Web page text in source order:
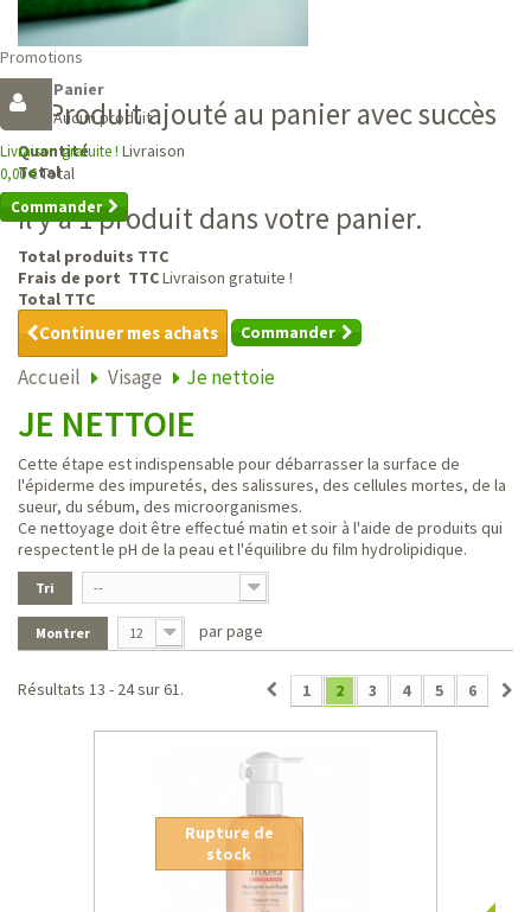
Promotions
Panier
Aucun produit
Livraison gratuite ! Livraison
0,00 €Total
Commander
Produit ajouté au panier avec succès
Quantité
Total
Il y a 1 produit dans votre panier.
Total produits TTC
Frais de port TTCLivraison gratuite !
Total TTC
Continuer mes achats Commander
Accueil Visage Je nettoie
JE NETTOIE
Cette étape est indispensable pour débarrasser la surface de
l'épiderme des impuretés, des salissures, des cellules mortes, de la
sueur, du sébum, des microorganismes.
Ce nettoyage doit être effectué matin et soir à l'aide de produits qui
respectent le pH de la peau et l'équilibre du film hydrolipidique.
Tri --
Montrer 12 par page
1 2 3 4 5 6
Résultats 13 - 24 sur 61.
Rupture de
stock